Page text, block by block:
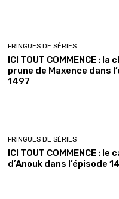
FRINGUES DE SÉRIES
ICI TOUT COMMENCE : la
prune de Maxence dans
1497
FRINGUES DE SÉRIES
ICI TOUT COMMENCE : le
d’Anouk dans l’épisode